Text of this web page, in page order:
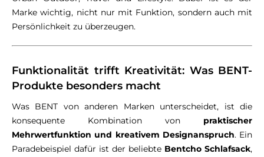
Marke wichtig, nicht nur mit Funktion, sondern auch mit
Persönlichkeit zu überzeugen.
Funktionalität trifft Kreativität: Was BENT-
Produkte besonders macht
Was BENT von anderen Marken unterscheidet, ist die
konsequente Kombination von praktischer
Mehrwertfunktion und kreativem Designanspruch. Ein
Paradebeispiel dafür ist der beliebte Bentcho Schlafsack,